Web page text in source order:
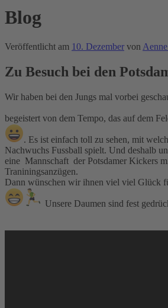
Blog
Veröffentlicht am 10. Dezember von
Zu Besuch bei den
Wir haben bei den Jungs mal vorbei
begeistert von dem Tempo, das auf dem
. Es ist einfach toll zu sehen, mit
Nachwuchs Fussball spielt. Und deshalb
eine Mannschaft der Potsdamer Kickers
Traniningsanzügen.
Dann wünschen wir ihnen viel viel Glück
Unsere Daumen sind fest